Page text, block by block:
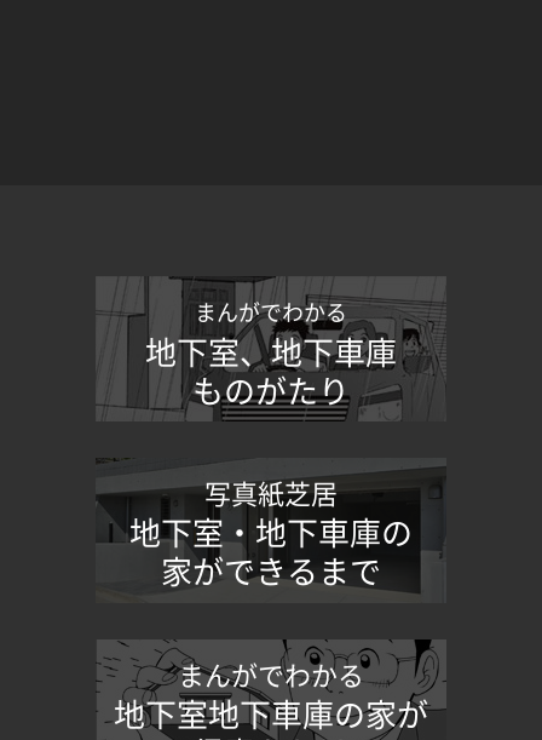
まんがでわかる
地下室、地下車庫
ものがたり
写真紙芝居
地下室・地下車庫の
家ができるまで
まんがでわかる
地下室地下車庫の家が